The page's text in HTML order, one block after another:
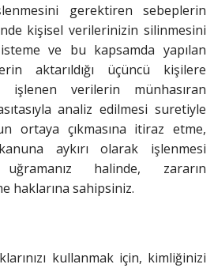
gerektiren sebeplerin
kişisel verilerinizin silinmesini
ve bu kapsamda yapılan
aktarıldığı üçüncü kişilere
işlenen verilerin münhasıran
analiz edilmesi suretiyle
ortaya çıkmasına itiraz etme,
aykırı olarak işlenmesi
halinde, zararın
haklarına sahipsiniz.
kullanmak için, kimliğinizi